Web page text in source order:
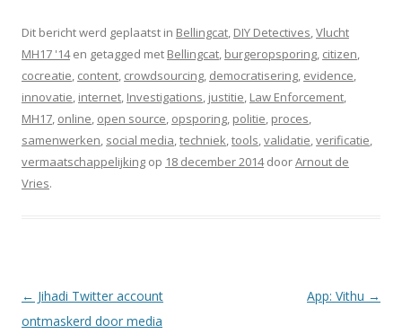
Dit bericht werd geplaatst in Bellingcat DIY Detectives Vlucht
MH17 '14en getagged met Bellingcat burgeropsporing citizen
cocreatie content crowdsourcing democratisering evidence
innovatie internet Investigations justitie Law Enforcement
MH17 online open source opsporing politie proces
samenwerken social media techniek tools validatie verificatie
vermaatschappelijking op 18 december 2014doorArnout de
Vries.
Berichtnavigatie
← Jihadi Twitter account
ontmaskerd door media
App: Vithu →